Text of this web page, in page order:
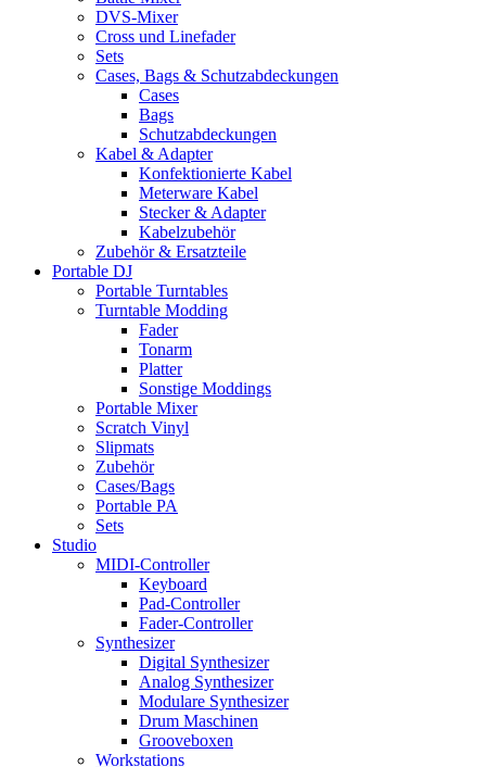
DVS-Mixer
Cross und Linefader
Sets
Cases, Bags & Schutzabdeckungen
Cases
Bags
Schutzabdeckungen
Kabel & Adapter
Konfektionierte Kabel
Meterware Kabel
Stecker & Adapter
Kabelzubehör
Zubehör & Ersatzteile
Portable DJ
Portable Turntables
Turntable Modding
Fader
Tonarm
Platter
Sonstige Moddings
Portable Mixer
Scratch Vinyl
Slipmats
Zubehör
Cases/Bags
Portable PA
Sets
Studio
MIDI-Controller
Keyboard
Pad-Controller
Fader-Controller
Synthesizer
Digital Synthesizer
Analog Synthesizer
Modulare Synthesizer
Drum Maschinen
Grooveboxen
Workstations